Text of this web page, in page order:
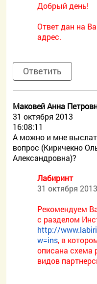
Добрый день!
Ответ дан на
адрес.
Ответить
Маковей Анна
31 октября 2013
16:08:11
А можно и мне
вопрос (Киричекно
Александровна)?
Лабиринт
31 октября
Рекомендуем
с разделом
http://
w=ins, в
описана схема
видов